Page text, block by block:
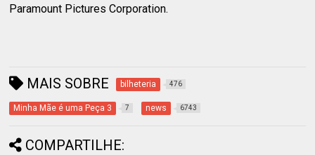
Paramount Pictures Corporation.
MAIS SOBRE bilheteria 476
Minha Mãe é uma Peça 3 7 news 6743
COMPARTILHE: